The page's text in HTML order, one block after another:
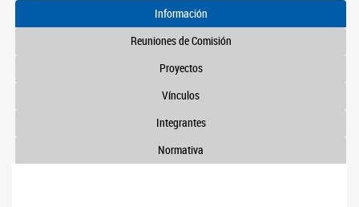
Información
Reuniones de Comisión
Proyectos
Vínculos
Integrantes
Normativa